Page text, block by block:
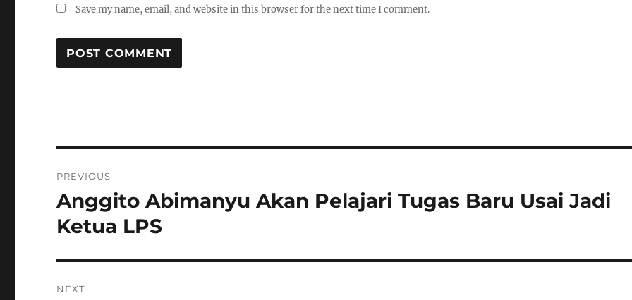
Save my name, email, and website in this browser for the next time I comment.
navigation
PREVIOUS
Previous
post:
Anggito Abimanyu Akan Pelajari Tugas Baru Usai Jadi
Ketua LPS
NEXT